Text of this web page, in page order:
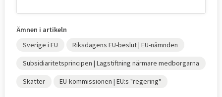
Ämnen i artikeln
Sverige i EU
Riksdagens EU-beslut | EU-nämnden
Subsidiaritetsprincipen | Lagstiftning närmare medborgarna
Skatter EU-kommissionen | EU:s "regering"